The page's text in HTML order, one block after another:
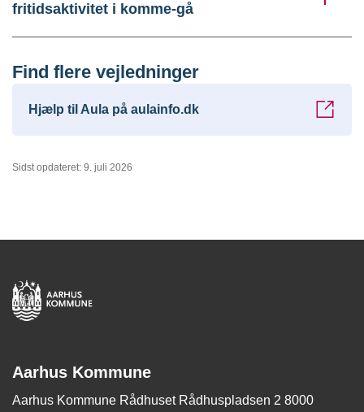
fritidsaktivitet i komme-gå
Find flere vejledninger
Hjælp til Aula på aulainfo.dk
Sidst opdateret: 9. juli 2026
Aarhus Kommune
Aarhus Kommune Rådhuset Rådhuspladsen 2 8000